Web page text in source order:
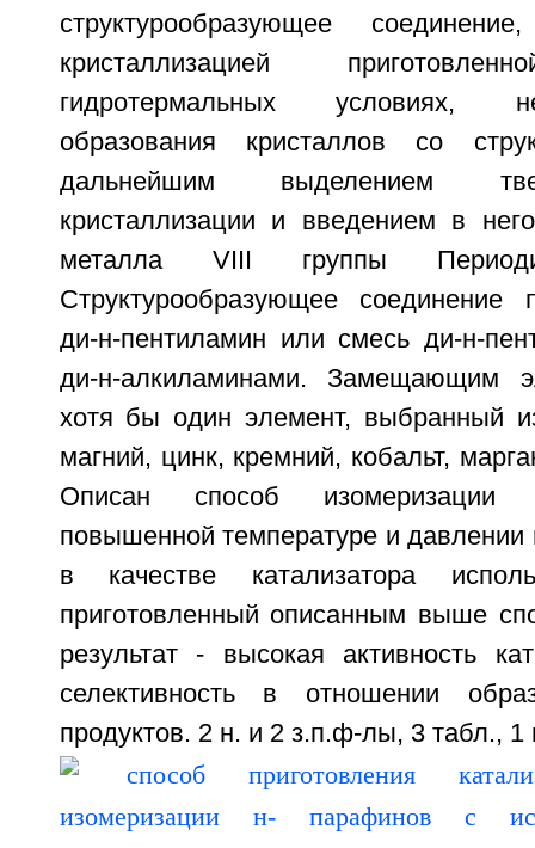
структурообразующее
кристаллизацией
гидротермальных условиях,
образования кристаллов со
дальнейшим выделением
кристаллизации и введением в
металла VIII группы
Структурообразующее соединение
ди-н-пентиламин или смесь ди-н-
ди-н-алкиламинами. Замещающим
хотя бы один элемент, выбранный
магний, цинк, кремний, кобальт,
Описан способ изомеризации
повышенной температуре и давлении
в качестве катализатора
приготовленный описанным выше
результат - высокая активность
селективность в отношении
продуктов. 2 н. и 2 з.п.ф-лы, 3 табл., 1